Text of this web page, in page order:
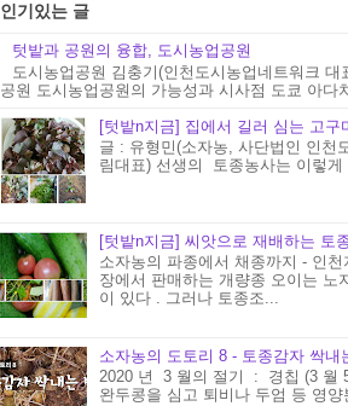
인기있는 글
텃밭과 공원의 융합, 도시농업공원
도시농업공원 김충기(인천도시농업네트워크
공원 도시농업공원의 가능성과 시사점 도쿄 아다
[텃밭n지금] 집에서 길러 심는 고구
글 : 유형민(소자농, 사단법인 인천
림대표) 선생의 토종농사는 이렇
[텃밭n지금] 씨앗으로 재배하는 토
소자농의 파종에서 채종까지 - 인
장에서 판매하는 개량종 오이는 노
이 있다 . 그러나 토종조...
소자농의 도토리 8 - 토종감자 싹내
2020 년 3 월의 절기 : 경칩 (3 월
완두콩을 심고 퇴비나 두엄 등 영